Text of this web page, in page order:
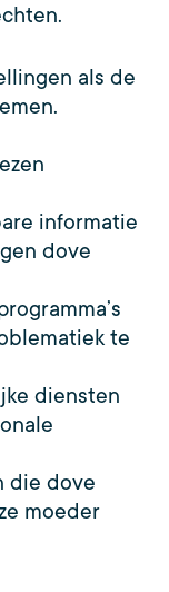
als de
informatie
dove
te
diensten
die dove
moeder